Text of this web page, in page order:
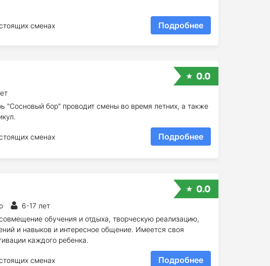
сменах Подробнее
"Сосновый бор" проводит смены во время летних, а также
сменах Подробнее
0.0
6-17 лет
обучения и отдыха, творческую реализацию,
и навыков и интересное общение. Имеется своя
каждого ребенка.
сменах Подробнее
0.0